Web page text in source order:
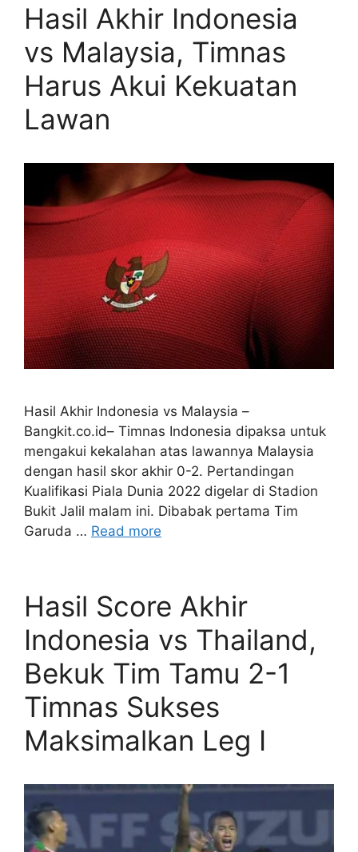
Hasil Akhir Indonesia
vs Malaysia, Timnas
Harus Akui Kekuatan
Lawan
Hasil Akhir Indonesia vs Malaysia –
Bangkit.co.id– Timnas Indonesia dipaksa untuk
mengakui kekalahan atas lawannya Malaysia
dengan hasil skor akhir 0-2. Pertandingan
Kualifikasi Piala Dunia 2022 digelar di Stadion
Bukit Jalil malam ini. Dibabak pertama Tim
Garuda … Read more
Hasil Score Akhir
Indonesia vs Thailand,
Bekuk Tim Tamu 2-1
Timnas Sukses
Maksimalkan Leg I